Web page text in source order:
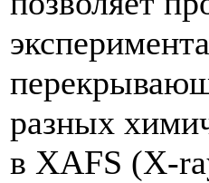
разных
в XAFS (X-